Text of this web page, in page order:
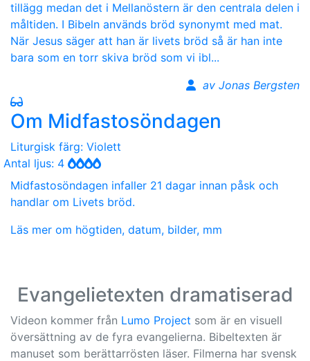
tillägg medan det i Mellanöstern är den centrala delen i
måltiden. I Bibeln används bröd synonymt med mat.
När Jesus säger att han är livets bröd så är han inte
bara som en torr skiva bröd som vi ibl...
av Jonas Bergsten
Om Midfastosöndagen
Liturgisk färg: Violett
Antal ljus: 4
Midfastosöndagen infaller 21 dagar innan påsk och
handlar om Livets bröd.
Läs mer om högtiden, datum, bilder, mm
Evangelietexten dramatiserad
Videon kommer från Lumo Project som är en visuell
översättning av de fyra evangelierna. Bibeltexten är
manuset som berättarrösten läser. Filmerna har svensk